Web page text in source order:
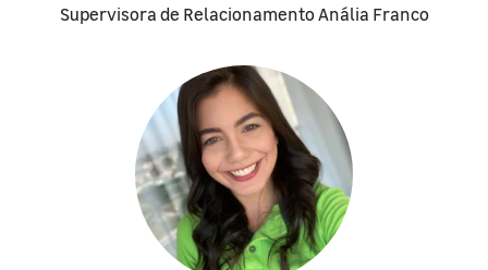
Supervisora de Relacionamento Anália Franco